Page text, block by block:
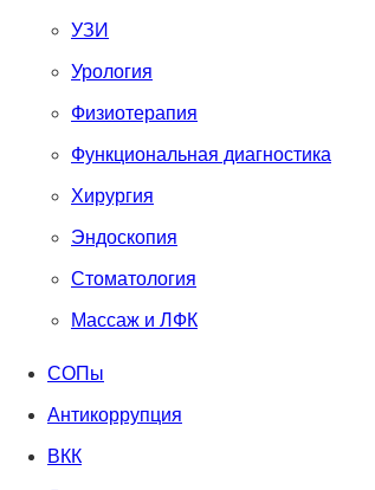
УЗИ
Урология
Физиотерапия
Функциональная диагностика
Хирургия
Эндоскопия
Стоматология
Массаж и ЛФК
СОПы
Антикоррупция
ВКК